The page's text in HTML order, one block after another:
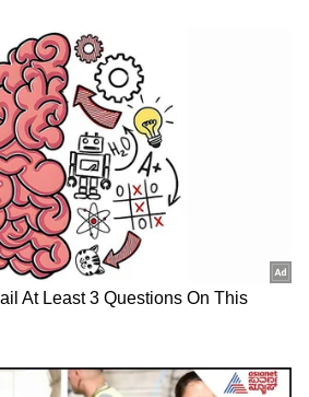
ನಿಧಿಗೆ ಮುತ್ತಿಟ್ಟ
ಬೇಡಿಕೆ ಏನು?
ಶಕುಂತಲಾ ಮಾಡಿದ ಕರ್ಮ
ಭೂಮಿಗೆ ಹೊಸ ಕಷ್ಟ